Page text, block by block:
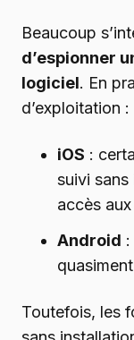
Beaucoup
d’espionner
logiciel. En
d’exploitation :
iOS :
suivi sans
accès
Android
Toutefois, les